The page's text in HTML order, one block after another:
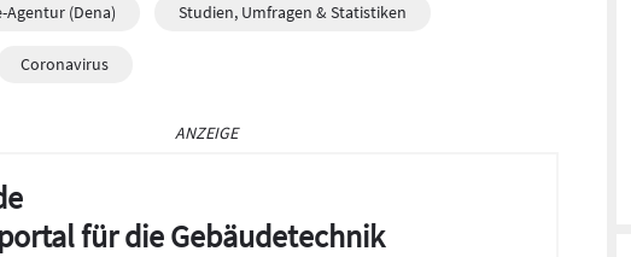
Agentur (Dena) Studien, Umfragen & Statistiken
Coronavirus
ANZEIGE
für die Gebäudetechnik